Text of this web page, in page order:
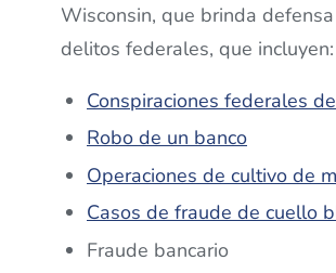
Wisconsin, que brinda
delitos federales, que incluyen:
Conspiraciones federales
Robo de un banco
Operaciones de cultivo de
Casos de fraude de cuello
Fraude bancario